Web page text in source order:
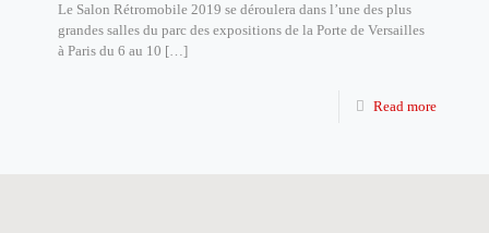
Le Salon Rétromobile 2019 se déroulera dans l’une des plus
grandes salles du parc des expositions de la Porte de Versailles
à Paris du 6 au 10 […]
Read more